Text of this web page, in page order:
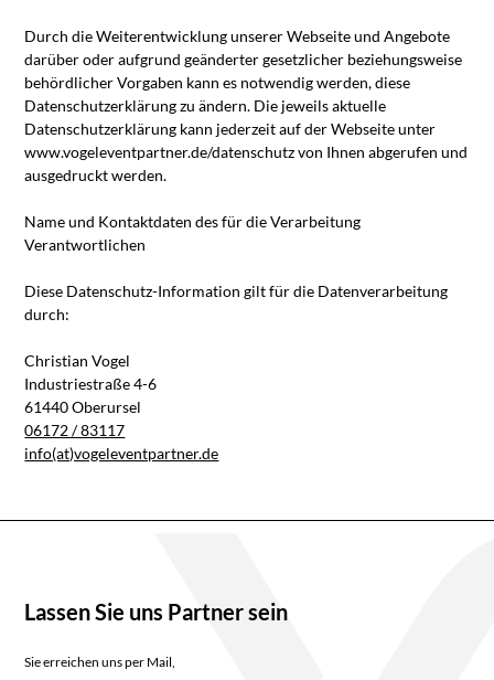
Durch die Weiterentwicklung unserer Webseite und Angebote
darüber oder aufgrund geänderter gesetzlicher beziehungsweise
behördlicher Vorgaben kann es notwendig werden, diese
Datenschutzerklärung zu ändern. Die jeweils aktuelle
Datenschutzerklärung kann jederzeit auf der Webseite unter
www.vogeleventpartner.de/datenschutz von Ihnen abgerufen und
ausgedruckt werden.
Name und Kontaktdaten des für die Verarbeitung
Verantwortlichen
Diese Datenschutz-Information gilt für die Datenverarbeitung
durch:
Christian Vogel
Industriestraße 4-6
61440 Oberursel
06172 / 83117
info(at)vogeleventpartner.de
Lassen Sie uns Partner sein
Sie erreichen uns per Mail,